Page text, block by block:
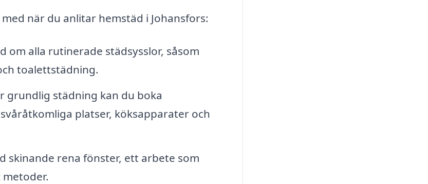
när du anlitar hemstäd i Johansfors:
om alla rutinerade städsysslor, såsom
toalettstädning.
grundlig städning kan du boka
platser, köksapparater och
skinande rena fönster, ett arbete som